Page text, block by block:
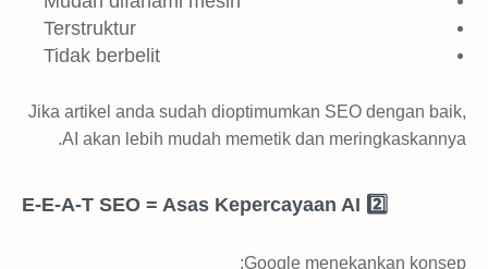
Terstruktur
Tidak berbelit
Jika artikel anda sudah dioptimumkan SEO dengan baik,
AI akan lebih mudah memetik dan meringkaskannya.
2️⃣ E-E-A-T SEO = Asas Kepercayaan AI
Google menekankan konsep: